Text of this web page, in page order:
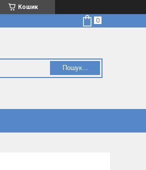
Кошик
Пошук...